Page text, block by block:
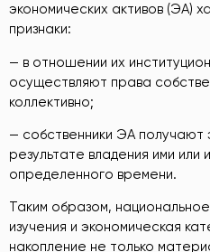
экономических активов (ЭА)
признаки:
— в отношении их
осуществляют права
коллективно;
— собственники ЭА получают
результате владения ими или
определенного времени.
Таким образом,
изучения и экономическая
накопление не только